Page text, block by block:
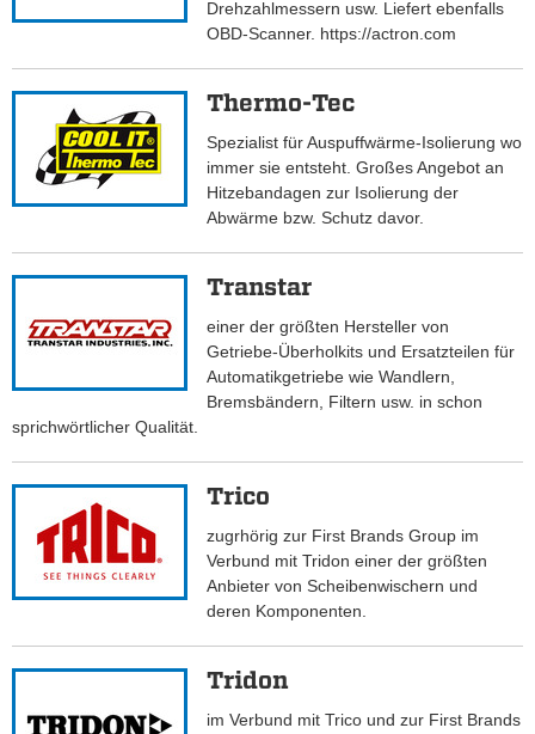
Drehzahlmessern usw. Liefert ebenfalls
OBD-Scanner. https://actron.com
Thermo-Tec
Spezialist für Auspuffwärme-Isolierung wo
immer sie entsteht. Großes Angebot an
Hitzebandagen zur Isolierung der
Abwärme bzw. Schutz davor.
Transtar
einer der größten Hersteller von
Getriebe-Überholkits und Ersatzteilen für
Automatikgetriebe wie Wandlern,
Bremsbändern, Filtern usw. in schon
sprichwörtlicher Qualität.
Trico
zugrhörig zur First Brands Group im
Verbund mit Tridon einer der größten
Anbieter von Scheibenwischern und
deren Komponenten.
Tridon
im Verbund mit Trico und zur First Brands